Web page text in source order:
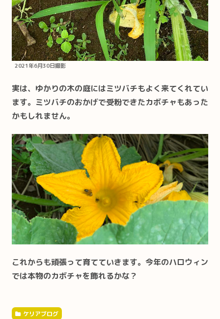
2021年6月30日撮影
実は、ゆかりの木の庭にはミツバチもよく来てくれてい
ます。ミツバチのおかげで受粉できたカボチャもあった
かもしれません。
これからも頑張って育てていきます。今年のハロウィン
では本物のカボチャを飾れるかな？
ケリアブログ